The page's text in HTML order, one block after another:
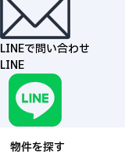
LINEで問い合わせ
LINE
物件を探す